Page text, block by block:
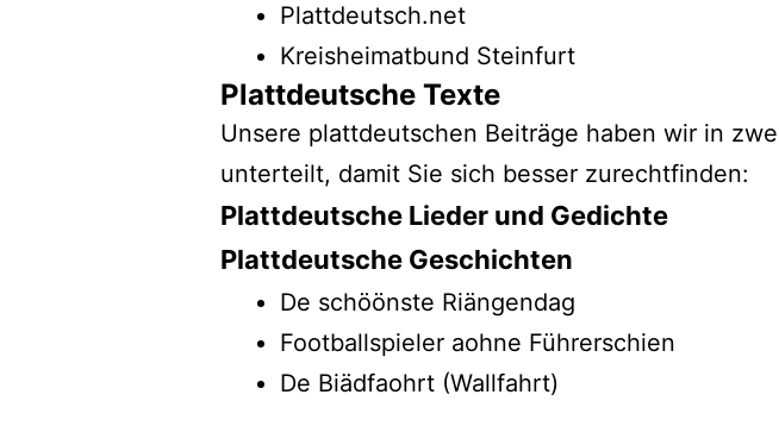
Plattdeutsch.net
Kreisheimatbund Steinfurt
Plattdeutsche Texte
Unsere plattdeutschen Beiträge haben wir in
unterteilt, damit Sie sich besser zurechtfinden:
Plattdeutsche Lieder und Gedichte
Plattdeutsche Geschichten
De schöönste Riängendag
Footballspieler aohne Führerschien
De Biädfaohrt (Wallfahrt)